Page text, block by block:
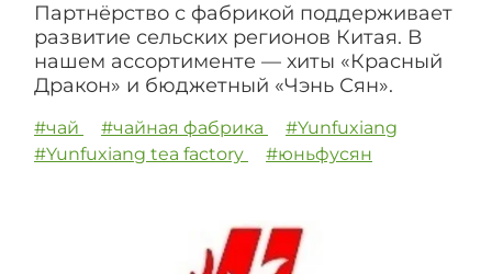
Партнёрство с фабрикой поддерживает
развитие сельских регионов Китая. В
нашем ассортименте — хиты «Красный
Дракон» и бюджетный «Чэнь Сян».
#чай #чайная фабрика
#Yunfuxiang
#Yunfuxiang tea factory
#юньфусян